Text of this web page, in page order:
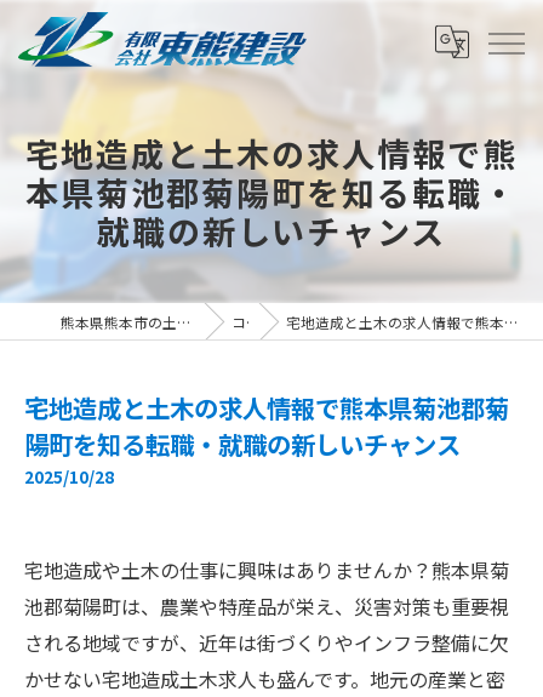
宅地造成と土木の求人情報で熊
本県菊池郡菊陽町を知る転職・
就職の新しいチャンス
熊本県熊本市の土木の求人なら有限会社東熊建設 コラム 宅地造成と土木の求人情報で熊本県菊池郡菊陽町を知る転職・就職の新しいチャンス
宅地造成と土木の求人情報で熊本県菊池郡菊
陽町を知る転職・就職の新しいチャンス
2025/10/28
宅地造成や土木の仕事に興味はありませんか？熊本県菊
池郡菊陽町は、農業や特産品が栄え、災害対策も重要視
される地域ですが、近年は街づくりやインフラ整備に欠
かせない宅地造成土木求人も盛んです。地元の産業と密